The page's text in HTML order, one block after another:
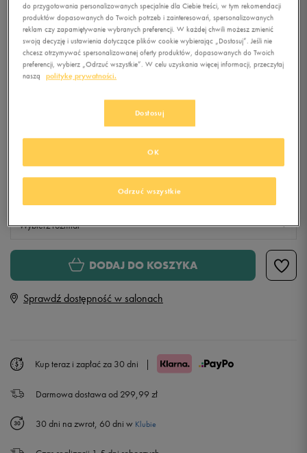
5.0(47 )
99,99zł-10%(cena bezpośrednio przed promocją)
107,99zł -17% (najniższa cena z 30 dni przed obniżką)
89,99zł z Vat
+ 500 PKT WKLUBIE 50 STYLE
Wybierz rozmiar
S
Powiadom o dostępności
Powiadom o dostępności
DODAJ DO KOSZYKA
Sprawdź dostępność w salonach
Kup teraz i zapłać za 30 dni |
Darmowa dostawa od 299,99 zł
30 dni na zwrot, 60 dni w Klubie
do przygotowania personalizowanych specjalnie dla Ciebie treści, w tym rekomendacji
produktów dopasowanych do Twoich potrzeb i zainteresowań, spersonalizowanych
reklam czy zapamiętywanie wybranych preferencji. W każdej chwili możesz zmienić
swoją decyzję i ustawienia dotyczące plików cookie wybierając „Dostosuj”. Jeśli nie
chcesz otrzymywać spersonalizowanej oferty produktów, dopasowanych do Twoich
preferencji, wybierz „Odrzuć wszystkie”. W celu uzyskania więcej informacji, przeczytaj
naszą
politykę prywatności.
Dostosuj
Odrzuć wszystkie
OK